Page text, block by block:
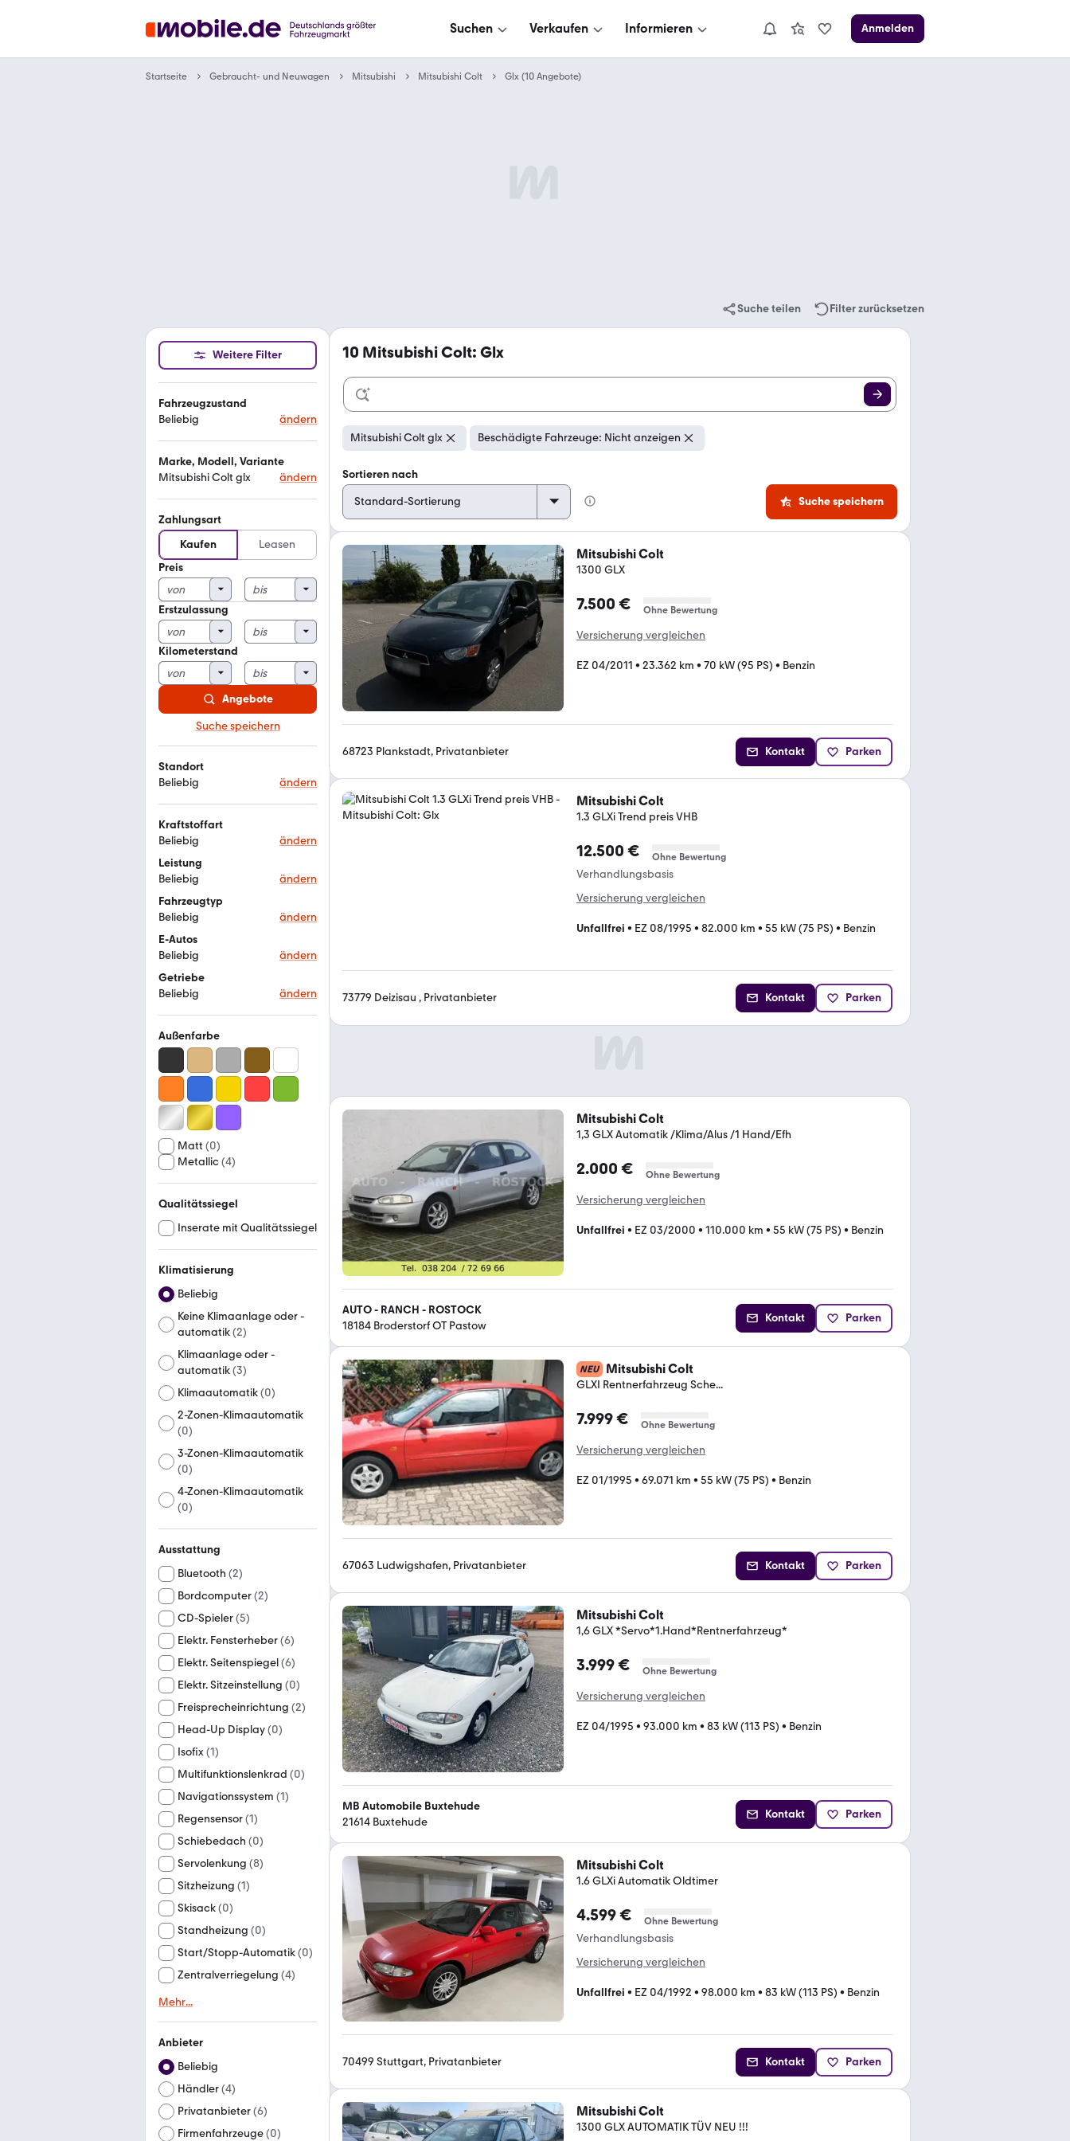
Suchen Verkaufen Informieren Anmelden
Startseite Gebraucht- und Neuwagen Mitsubishi Mitsubishi Colt Glx (10 Angebote)
Suche teilen Filter zurücksetzen
Weitere Filter
Fahrzeugzustand
Beliebig
ändern
Marke, Modell, Variante
Mitsubishi Colt glx
ändern
Zahlungsart
Kaufen
Leasen
Preis
Erstzulassung
Kilometerstand
Angebote
Suche speichern
Standort
Beliebig
ändern
Kraftstoffart
Beliebig
ändern
Leistung
Beliebig
ändern
Fahrzeugtyp
Beliebig
ändern
E-Autos
Beliebig
ändern
Getriebe
Beliebig
ändern
Außenfarbe
Matt (0)
Metallic(4)
Qualitätssiegel
Inserate mit Qualitätssiegel
Klimatisierung
Beliebig
Keine Klimaanlage oder -
automatik(2)
Klimaanlage oder -
automatik(3)
Klimaautomatik(0)
2-Zonen-Klimaautomatik
(0)
3-Zonen-Klimaautomatik
(0)
4-Zonen-Klimaautomatik
(0)
Ausstattung
Bluetooth (2)
Bordcomputer(2)
CD-Spieler(5)
Elektr. Fensterheber(6)
Elektr. Seitenspiegel(6)
Elektr. Sitzeinstellung (0)
Freisprecheinrichtung (2)
Head-Up Display(0)
Isofix(1)
Multifunktionslenkrad (0)
Navigationssystem (1)
Regensensor(1)
Schiebedach (0)
Servolenkung (8)
Sitzheizung (1)
Skisack(0)
Standheizung (0)
Start/Stopp-Automatik(0)
Zentralverriegelung (4)
Mehr...
Anbieter
Beliebig
Händler(4)
Privatanbieter(6)
Firmenfahrzeuge(0)
10 Mitsubishi Colt: Glx
Mitsubishi Colt glx Beschädigte Fahrzeuge: Nicht anzeigen
Sortieren nach
Suche speichern
Mitsubishi Colt
1300 GLX
7.500 € Ohne Bewertung
Versicherung vergleichen
EZ 04/2011 • 23.362 km • 70 kW (95 PS) • Benzin
68723 Plankstadt, Privatanbieter Kontakt Parken
Mitsubishi Colt
1.3 GLXi Trend preis VHB
12.500 € Ohne Bewertung
Verhandlungsbasis
Versicherung vergleichen
Unfallfrei • EZ 08/1995 • 82.000 km • 55 kW (75 PS) • Benzin
73779 Deizisau , Privatanbieter Kontakt Parken
Mitsubishi Colt
1,3 GLX Automatik /Klima/Alus /1 Hand/Efh
2.000 € Ohne Bewertung
Versicherung vergleichen
Unfallfrei • EZ 03/2000 • 110.000 km • 55 kW (75 PS) • Benzin
AUTO - RANCH - ROSTOCK
18184 Broderstorf OT Pastow
Kontakt Parken
NEU Mitsubishi Colt
GLXI Rentnerfahrzeug Sche...
7.999 € Ohne Bewertung
Versicherung vergleichen
EZ 01/1995 • 69.071 km • 55 kW (75 PS) • Benzin
67063 Ludwigshafen, Privatanbieter Kontakt Parken
Mitsubishi Colt
1,6 GLX *Servo*1.Hand*Rentnerfahrzeug*
3.999 € Ohne Bewertung
Versicherung vergleichen
EZ 04/1995 • 93.000 km • 83 kW (113 PS) • Benzin
MB Automobile Buxtehude
21614 Buxtehude
Kontakt Parken
Mitsubishi Colt
1.6 GLXi Automatik Oldtimer
4.599 € Ohne Bewertung
Verhandlungsbasis
Versicherung vergleichen
Unfallfrei • EZ 04/1992 • 98.000 km • 83 kW (113 PS) • Benzin
70499 Stuttgart, Privatanbieter Kontakt Parken
Mitsubishi Colt
1300 GLX AUTOMATIK TÜV NEU !!!